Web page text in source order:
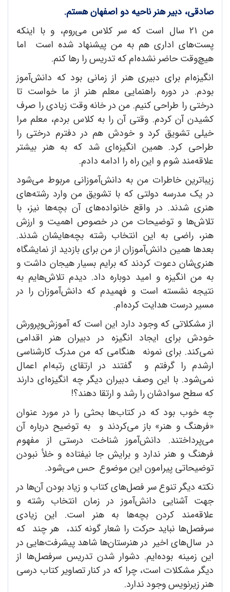
صادقی، دبیر هنر ناحیه دو اصفهان هستم.
من 21 سال است که سر کلاس می‌روم، و با اینکه
پست‌های اداری هم به من پیشنهاد شده است اما
هیچ‌وقت حاضر نشده‌ام که تدریس را رها کنم.
انگیزه‌ام برای دبیری هنر از زمانی بود که دانش‌آموز
بودم. در دوره راهنمایی معلم هنر از ما خواست تا
درختی را طراحی کنیم. من در خانه وقت زیادی را صرف
کشیدن آن کردم. وقتی آن را به کلاس بردم، معلم مرا
خیلی تشویق کرد و خودش هم در دفترم درختی را
طراحی کرد. همین انگیزه‌ای شد که به هنر بیشتر
علاقه‌‌مند شوم و این راه را ادامه دادم.
زیباترین خاطرات من به دانش‌آموزانی مربوط می‌شود
در یک مدرسه دولتی که با تشویق من وارد رشته‌های
هنری شدند. در واقع خانواده‌های آن بچه‌ها نیز، با
تلاش‌ها و توضیحات من در خصوص اهمیت و ارزش
هنر، راضی به این انتخاب رشته بچه‌هایشان شدند.
بعد‌ها همین دانش‌آموزان از من برای بازدید از نمایشگاه
هنری‌شان دعوت کردند که برایم بسیار هیجان داشت و
به من انگیزه و امید دوباره داد. دیدم تلاش‌هایم به
نتیجه نشسته است و فهمیدم که دانش‌آموزان را در
مسیر درست هدایت کرده‌ام.
از مشکلاتی که وجود دارد این است که آموزش‌وپرورش
خودش برای ایجاد انگیزه در دبیران هنر اقدامی
نمی‌کند. برای نمونه هنگامی که من مدرک کارشناسی
ارشدم را گرفتم و گفتند در ارتقای رتبه‌ام اعمال
نمی‌شود. با این وصف دبیران دیگر چه انگیزه‌ای دارند
که سطح سوادشان را رشد و ارتقا دهند؟!
چه خوب بود که در کتاب‌ها بحثی را در مورد عنوان
«فرهنگ و هنر» باز می‌کردند و به توضیح درباره آن
می‌پرداختند. دانش‌آموز شناخت درستی از مفهوم
فرهنگ و هنر ندارد و برایش جا نیفتاده و خلأ نبودن
توضیحاتی پیرامون این موضوع حس می‌شود.
نکته دیگر تنوع سر فصل‌های کتاب و زیاد بودن آن‌ها در
جهت آشنایی دانش‌آموز در زمان انتخاب رشته و
علاقه‌مند کردن بچه‌ها به هنر است. این زیادی
سرفصل‌ها نباید حرکت را شعار گونه کند، هر چند که
در سال‌های اخیر در هنرستان‌ها شاهد پیشرفت‌هایی در
این زمینه بوده‌ایم. دشوار شدن تدریس سرفصل‌ها از
دیگر مشکلات است، چرا که در کنار تصاویر کتاب درسی
هنر زیرنویس وجود ندارد.